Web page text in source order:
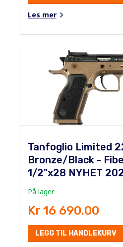
Les mer
Tanfoglio Limited
Bronze/Black -
1/2"x28 NYHET
På lager
Kr 16 690.00
LEGG TIL HANDLEKURV